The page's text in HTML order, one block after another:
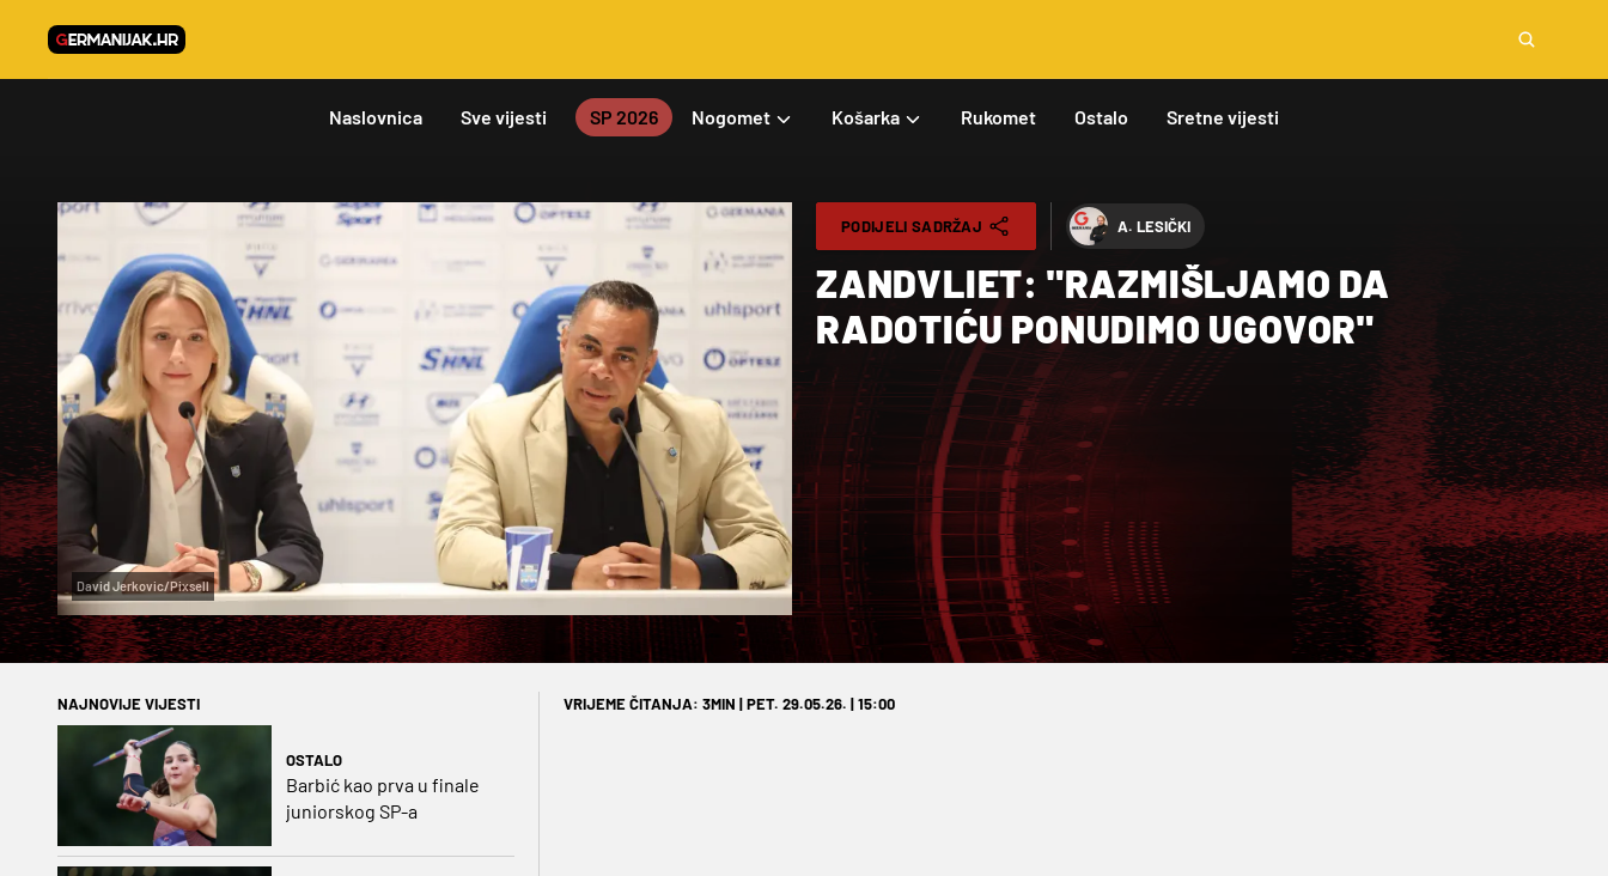
Naslovnica Sve vijesti SP 2026 Nogomet Košarka Rukomet Ostalo Sretne vijesti
David Jerkovic/Pixsell
PODIJELI SADRŽAJ A. LESIČKI
ZANDVLIET: "RAZMIŠLJAMO DA
RADOTIĆU PONUDIMO UGOVOR"
NAJNOVIJE VIJESTI
OSTALO
Barbić kao prva u finale
juniorskog SP-a
VRIJEME ČITANJA: 3MIN | PET. 29.05.26. | 15:00